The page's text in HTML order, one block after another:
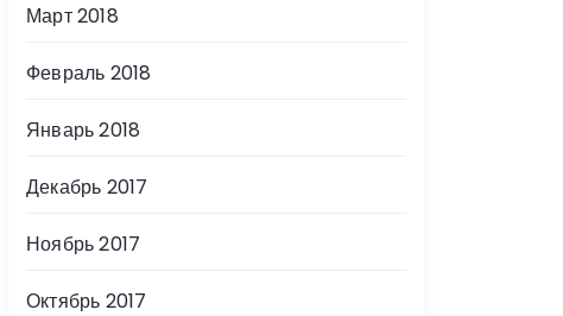
Март 2018
Февраль 2018
Январь 2018
Декабрь 2017
Ноябрь 2017
Октябрь 2017